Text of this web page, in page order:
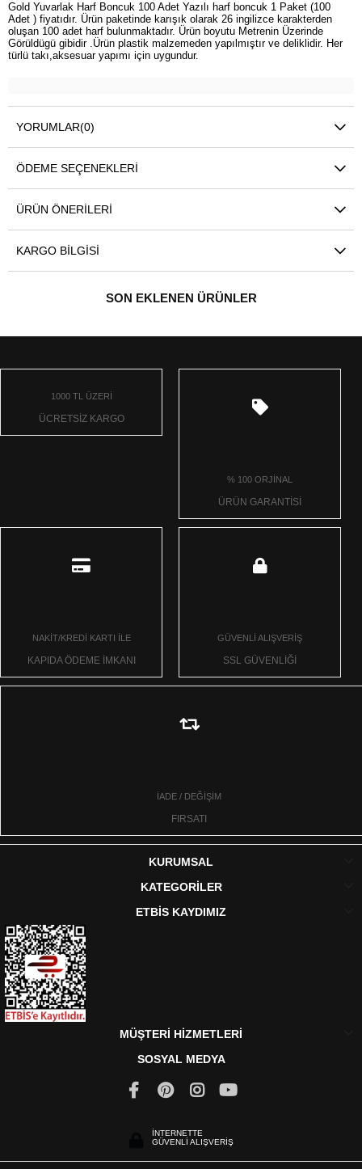
Gold Yuvarlak Harf Boncuk 100 Adet Yazılı harf boncuk 1 Paket (100
Adet ) fiyatıdır. Ürün paketinde karışık olarak 26 ingilizce karakterden
oluşan 100 adet harf bulunmaktadır. Ürün boyutu Metrenin Üzerinde
Görüldügü gibidir .Ürün plastik malzemeden yapılmıştır ve deliklidir. Her
türlü takı,aksesuar yapımı için uygundur.
YORUMLAR(0)
ÖDEME SEÇENEKLERI
ÜRÜN ÖNERILERI
KARGO BILGISI
SON EKLENEN ÜRÜNLER
1000 TL ÜZERİ
ÜCRETSİZ KARGO
% 100 ORJİNAL
ÜRÜN GARANTİSİ
NAKİT/KREDİ KARTI İLE
KAPIDA ÖDEME İMKANI
GÜVENLİ ALIŞVERİŞ
SSL GÜVENLİĞİ
İADE / DEĞİŞİM
FIRSATI
KURUMSAL
KATEGORİLER
ETBİS KAYDIMIZ
MÜŞTERİ HİZMETLERİ
SOSYAL MEDYA
İNTERNETTE
GÜVENLİ ALIŞVERİŞ